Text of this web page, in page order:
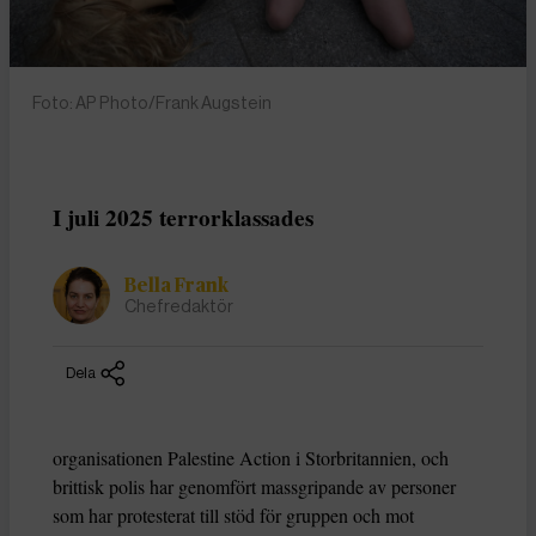
Foto: AP Photo/Frank Augstein
I juli 2025 terrorklassades
Bella Frank
Chefredaktör
Dela
organisationen Palestine Action i Storbritannien, och
brittisk polis har genomfört massgripande av personer
som har protesterat till stöd för gruppen och mot